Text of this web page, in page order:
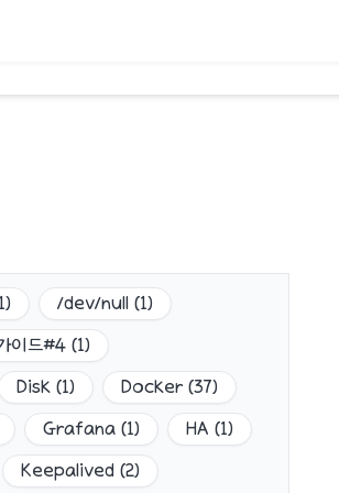
1) /dev/null (1)
이드#4 (1)
Disk (1) Docker(37)
Grafana (1) HA (1)
Keepalived (2)